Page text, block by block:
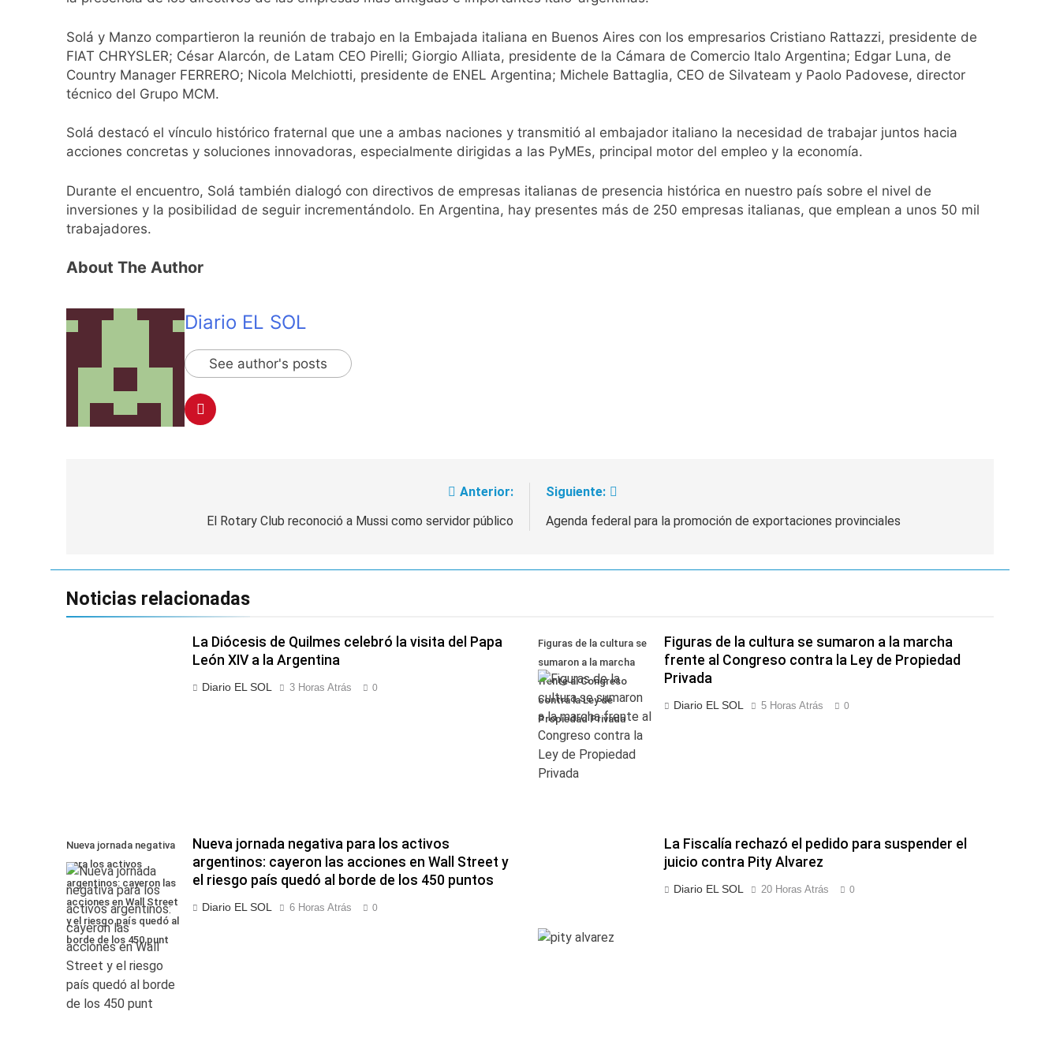
67 barrios full LED en Florencio Varela
21 Horas Atrás
El temporal se despide del AMBA: cuándo dejará de llover y llega una ola de frío con mínimas cercanas a 1°C
22 Horas Atrás
Renunció el subsecretario de Seguridad de Quilmes, Hernán Ocampo, tras la difusión de chats privados
Candela Arizaga confirmó que tuvo un «brote psicótico» por consumo con Facundo Moyano
23 Horas Atrás
La Diócesis de Quilmes celebra la fiesta de San Cayetano
La Línea 148 pasó a ser operada por La Central de Vicente López
Solá y Manzo compartieron la reunión de trabajo en la Embajada italiana en Buenos Aires con los empresarios Cristiano Rattazzi, presidente de
FIAT CHRYSLER; César Alarcón, de Latam CEO Pirelli; Giorgio Alliata, presidente de la Cámara de Comercio Italo Argentina; Edgar Luna, de
Country Manager FERRERO; Nicola Melchiotti, presidente de ENEL Argentina; Michele Battaglia, CEO de Silvateam y Paolo Padovese, director
técnico del Grupo MCM.
Solá destacó el vínculo histórico fraternal que une a ambas naciones y transmitió al embajador italiano la necesidad de trabajar juntos hacia
acciones concretas y soluciones innovadoras, especialmente dirigidas a las PyMEs, principal motor del empleo y la economía.
Durante el encuentro, Solá también dialogó con directivos de empresas italianas de presencia histórica en nuestro país sobre el nivel de
inversiones y la posibilidad de seguir incrementándolo. En Argentina, hay presentes más de 250 empresas italianas, que emplean a unos 50 mil
trabajadores.
About The Author
Diario EL SOL
See author's posts
Anterior:
El Rotary Club reconoció a Mussi como servidor público
Siguiente:
Agenda federal para la promoción de exportaciones provinciales
Noticias relacionadas
La Diócesis de Quilmes celebró la visita del Papa
León XIV a la Argentina
Diario EL SOL 3 Horas Atrás 0
Figuras de la cultura se
sumaron a la marcha
frente al Congreso
contra la Ley de
Propiedad Privada
Figuras de la cultura se sumaron a la marcha
frente al Congreso contra la Ley de Propiedad
Privada
Diario EL SOL 5 Horas Atrás 0
Nueva jornada negativa
para los activos
argentinos: cayeron las
acciones en Wall Street
y el riesgo país quedó al
borde de los 450 punt
Nueva jornada negativa para los activos
argentinos: cayeron las acciones en Wall Street y
el riesgo país quedó al borde de los 450 puntos
Diario EL SOL 6 Horas Atrás 0
La Fiscalía rechazó el pedido para suspender el
juicio contra Pity Alvarez
Diario EL SOL 20 Horas Atrás 0